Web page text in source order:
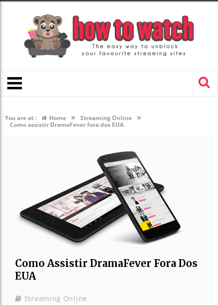
You are at : Home » Streaming Online »
Como assistir DramaFever fora dos EUA
Como Assistir DramaFever Fora Dos
EUA
Streaming Online